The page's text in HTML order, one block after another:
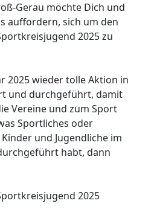
Gerau möchte Dich und
auffordern, sich um den
2025 zu
2025 wieder tolle Aktion in
und durchgeführt, damit
Vereine und zum Sport
Sportliches oder
und Jugendliche im
habt, dann
2025